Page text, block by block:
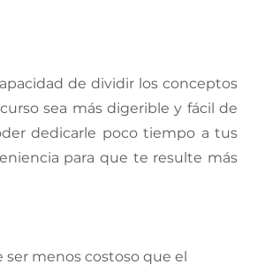
de dividir los conceptos
sea más digerible y fácil de
dedicarle poco tiempo a tus
para que te resulte más
menos costoso que el